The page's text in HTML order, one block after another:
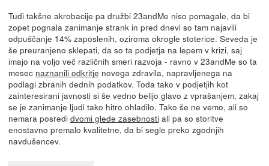
Tudi takšne akrobacije pa družbi 23andMe niso pomagale, da bi
zopet pognala zanimanje strank in pred dnevi so tam najavili
odpuščanje 14% zaposlenih, oziroma okrogle stoterice. Seveda je
še preuranjeno sklepati, da so ta podjetja na lepem v krizi, saj
imajo na voljo več različnih smeri razvoja - ravno v 23andMe so ta
mesec naznanili odkritje novega zdravila, napravljenega na
podlagi zbranih dednih podatkov. Toda tako v podjetjih kot
zainteresirani javnosti si še vedno belijo glavo z vprašanjem, zakaj
se je zanimanje ljudi tako hitro ohladilo. Tako še ne vemo, ali so
nemara posredi dvomi glede zasebnostiali pa so storitve
enostavno premalo kvalitetne, da bi segle preko zgodnjih
navdušencev.